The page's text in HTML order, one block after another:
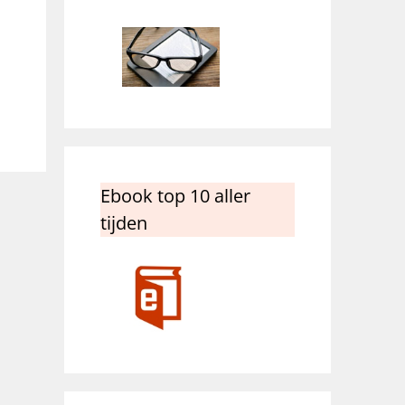
Ebook top 10 aller
tijden